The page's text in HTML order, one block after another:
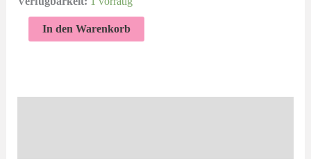
Aufklapp-In den Warenkorb